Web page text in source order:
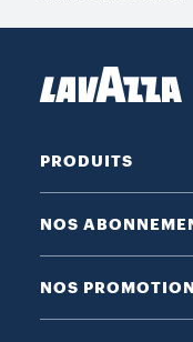
PRODUITS
NOS
NOS